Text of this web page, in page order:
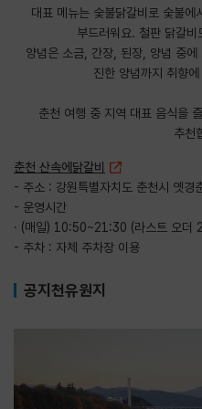
대표 메뉴는 숯불닭갈비로 숯불에
부드러워요. 철판 닭갈
양념은 소금, 간장, 된장, 양념 중
진한 양념까지 취향
춘천 여행 중 지역 대표 음식을
추천
춘천 산속에닭갈비
- 주소 : 강원특별자치도 춘천시 옛
- 운영시간
· (매일) 10:50~21:30 (라스트 오더
- 주차 : 자체 주차장 이용
공지천유원지